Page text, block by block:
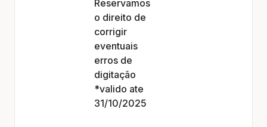
Reservamos
o direito de
corrigir
eventuais
erros de
digitação
*valido ate
31/10/2025